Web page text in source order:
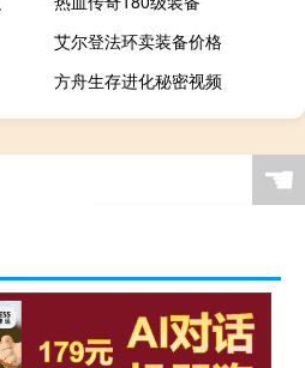
艾尔登法环卖装备价格
方舟生存进化秘密视频
☚